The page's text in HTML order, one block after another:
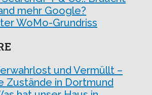
mehr Google?
WoMo-Grundriss
und Vermüllt –
Zustände in Dortmund